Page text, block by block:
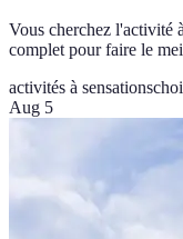
Vous cherchez l'activité
complet pour faire le
activités à sensations
Aug 5